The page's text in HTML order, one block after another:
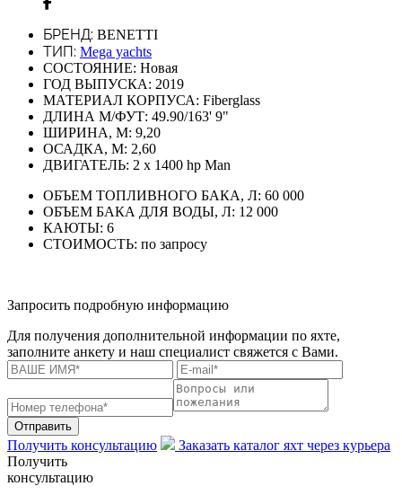
БРЕНД: BENETTI
ТИП: Mega yachts
СОСТОЯНИЕ: Новая
ГОД ВЫПУСКА: 2019
МАТЕРИАЛ КОРПУСА: Fiberglass
ДЛИНА М/ФУТ: 49.90/163' 9"
ШИРИНА, М: 9,20
ОСАДКА, М: 2,60
ДВИГАТЕЛЬ: 2 x 1400 hp Man
ОБЪЕМ ТОПЛИВНОГО БАКА, Л: 60 000
ОБЪЕМ БАКА ДЛЯ ВОДЫ, Л: 12 000
КАЮТЫ: 6
СТОИМОСТЬ: по запросу
Запросить подробную информацию
Для получения дополнительной информации по яхте,
заполните анкету и наш специалист свяжется с Вами.
Отправить
Получить консультацию
Заказать каталог яхт через курьера
Получить
консультацию